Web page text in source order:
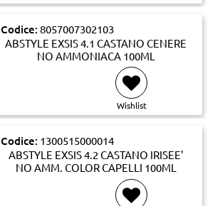
Codice: 8057007302103
ABSTYLE EXSIS 4.1 CASTANO CENERE
NO AMMONIACA 100ML
Wishlist
Codice: 1300515000014
ABSTYLE EXSIS 4.2 CASTANO IRISEE'
NO AMM. COLOR CAPELLI 100ML